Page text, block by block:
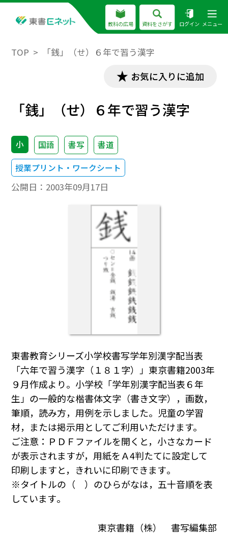
教科の広場 資料をさがす ログイン メニュー
TOP 「銭」（せ）６年で習う漢字
お気に入りに追加
「銭」（せ）６年で習う漢字
小 国語 書写
書道
授業プリント・ワークシート
公開日： 2003年09月17日
東書教育シリーズ小学校書写学年別漢字配当表
「六年で習う漢字（１８１字）」東京書籍2003年
９月作成より。小学校「学年別漢字配当表６年
生」の一般的な楷書体文字（書き文字），画数，
筆順，読み方，用例を示しました。児童の学習
材，または掲示用としてご利用いただけます。
ご注意：ＰＤＦファイルを開くと，小さなカード
が表示されますが，用紙をＡ4判たてに設定して
印刷しますと，きれいに印刷できます｡
※タイトルの（ ）のひらがなは，五十音順を表
しています｡
東京書籍（株） 書写編集部